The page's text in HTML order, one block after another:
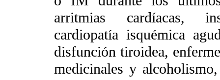
arritmias cardíacas,
cardiopatía isquémica
disfunción tiroidea,
medicinales y